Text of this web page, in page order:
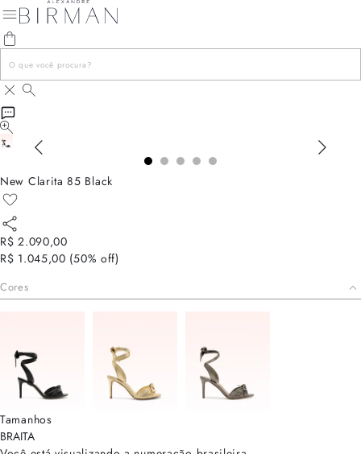
New Clarita 85 Black
R$ 2.090,00
R$ 1.045,00 (50% off)
Cores
Tamanhos
BRAITA